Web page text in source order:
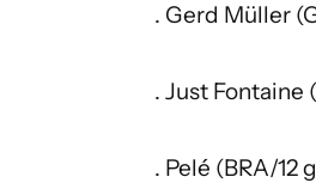
. Gerd Müller
. Just Fontaine
. Pelé (BRA/12